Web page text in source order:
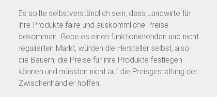
Es sollte selbstverständlich sein, dass Landwirte für
ihre Produkte faire und auskömmliche Preise
bekommen. Gebe es einen funktionierenden und nicht
regulierten Markt, würden die Hersteller selbst, also
die Bauern, die Preise für ihre Produkte festlegen
können und müssten nicht auf die Preisgestaltung der
Zwischenhändler hoffen.